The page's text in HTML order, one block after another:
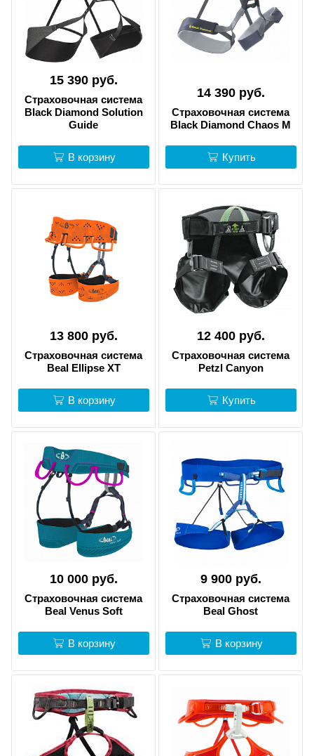
15 390 руб.
Страховочная система
Black Diamond Solution
Guide
В корзину
14 390 руб.
Страховочная система
Black Diamond Chaos M
Купить
13 800 руб.
Страховочная система
Beal Ellipse XT
В корзину
12 400 руб.
Страховочная система
Petzl Canyon
Купить
10 000 руб.
Страховочная система
Beal Venus Soft
В корзину
9 900 руб.
Страховочная система
Beal Ghost
В корзину